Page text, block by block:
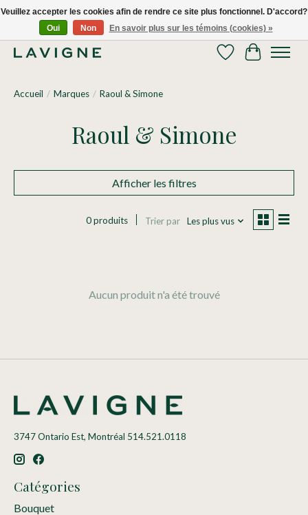
Nous livrons tous les jours dans le Grand Montréal! 514.521.0118
Liste de souhaits
Panier
Accueil / Marques / Raoul & Simone
Raoul & Simone
Afficher les filtres
0 produits Trier par Les plus vus
Aucun produit n'a été trouvé
3747 Ontario Est, Montréal 514.521.0118
Catégories
Bouquet
Veuillez accepter les cookies afin de rendre ce site plus fonctionnel. D'accord?
Oui
Non En savoir plus sur les témoins (cookies) »